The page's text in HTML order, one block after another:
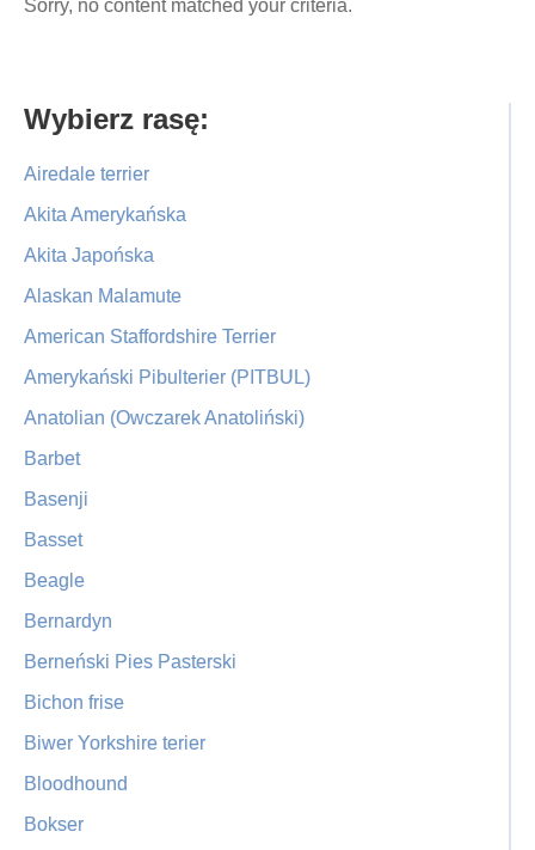
Sorry, no content matched your criteria.
Primary
Sidebar
Wybierz rasę:
Airedale terrier
Akita Amerykańska
Akita Japońska
Alaskan Malamute
American Staffordshire Terrier
Amerykański Pibulterier (PITBUL)
Anatolian (Owczarek Anatoliński)
Barbet
Basenji
Basset
Beagle
Bernardyn
Berneński Pies Pasterski
Bichon frise
Biwer Yorkshire terier
Bloodhound
Bokser